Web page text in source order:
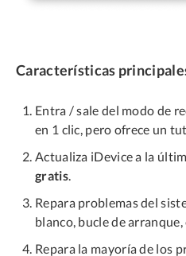
Características
Entra / sale del modo de
en 1 clic, pero ofrece un
Actualiza iDevice a la
gratis.
Repara problemas del
blanco, bucle de
Repara la mayoría de los